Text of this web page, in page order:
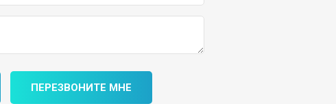
ПЕРЕЗВОНИТЕ МНЕ